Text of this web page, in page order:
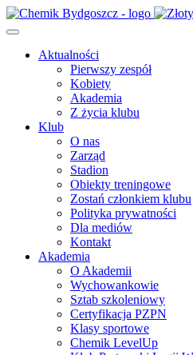
Aktualności
Pierwszy zespół
Kobiety
Akademia
Z życia klubu
Klub
O nas
Zarząd
Stadion
Obiekty treningowe
Zostań członkiem klubu
Polityka prywatności
Dla mediów
Kontakt
Akademia
O Akademii
Wychowankowie
Sztab szkoleniowy
Certyfikacja PZPN
Klasy sportowe
Chemik LevelUp